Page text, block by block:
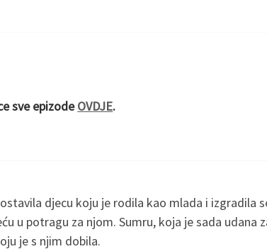
sve epizodeOVDJE.
djecu koju je rodila kao mlada i izgradila
u potragu za njom. Sumru, koja je sada
je s njim dobila.